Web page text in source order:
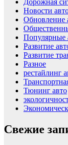
Новости
Обновление
Популярные
Развитие
Развитие
Разное
рестайлинг
Тюнинг авто
Свежие